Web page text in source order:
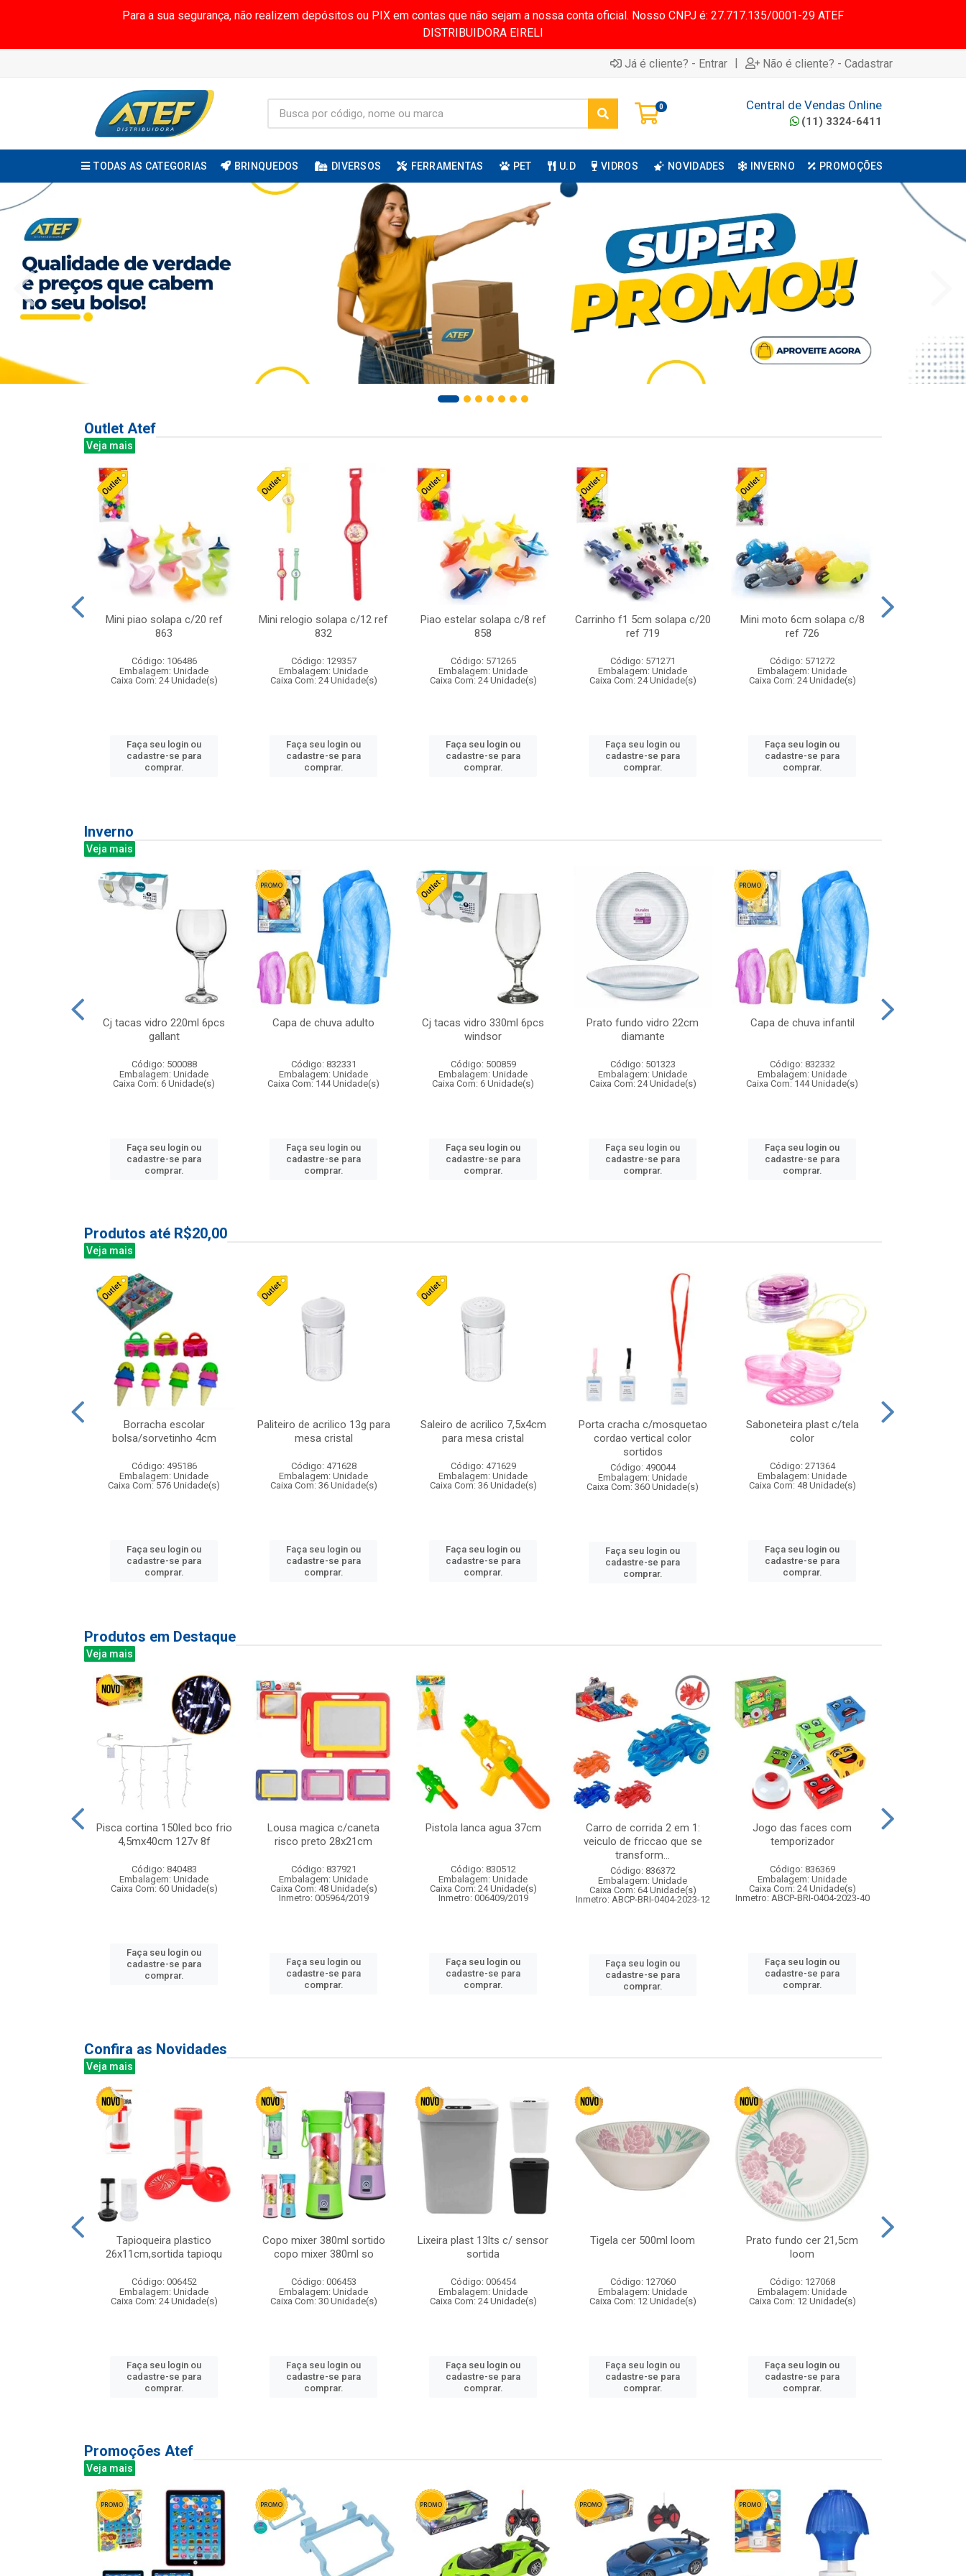
Para a sua segurança, não realizem depósitos ou PIX em contas que não sejam a nossa conta oficial. Nosso CNPJ é: 27.717.135/0001-29 ATEF
DISTRIBUIDORA EIRELI
Já é cliente? - Entrar | Não é cliente? - Cadastrar
0 Central de Vendas Online
(11) 3324-6411
TODAS AS CATEGORIAS BRINQUEDOS DIVERSOS FERRAMENTAS PET U.D VIDROS NOVIDADES INVERNO PROMOÇÕES
Outlet Atef
Veja mais
Mini piao solapa c/20 ref
863
Código: 106486
Embalagem: Unidade
Caixa Com: 24 Unidade(s)
Faça seu login ou
cadastre-se para
comprar.
Mini relogio solapa c/12 ref
832
Código: 129357
Embalagem: Unidade
Caixa Com: 24 Unidade(s)
Faça seu login ou
cadastre-se para
comprar.
Piao estelar solapa c/8 ref
858
Código: 571265
Embalagem: Unidade
Caixa Com: 24 Unidade(s)
Faça seu login ou
cadastre-se para
comprar.
Carrinho f1 5cm solapa c/20
ref 719
Código: 571271
Embalagem: Unidade
Caixa Com: 24 Unidade(s)
Faça seu login ou
cadastre-se para
comprar.
Mini moto 6cm solapa c/8
ref 726
Código: 571272
Embalagem: Unidade
Caixa Com: 24 Unidade(s)
Faça seu login ou
cadastre-se para
comprar.
Inverno
Veja mais
Cj tacas vidro 220ml 6pcs
gallant
Código: 500088
Embalagem: Unidade
Caixa Com: 6 Unidade(s)
Faça seu login ou
cadastre-se para
comprar.
Capa de chuva adulto
Código: 832331
Embalagem: Unidade
Caixa Com: 144 Unidade(s)
Faça seu login ou
cadastre-se para
comprar.
Cj tacas vidro 330ml 6pcs
windsor
Código: 500859
Embalagem: Unidade
Caixa Com: 6 Unidade(s)
Faça seu login ou
cadastre-se para
comprar.
Prato fundo vidro 22cm
diamante
Código: 501323
Embalagem: Unidade
Caixa Com: 24 Unidade(s)
Faça seu login ou
cadastre-se para
comprar.
Capa de chuva infantil
Código: 832332
Embalagem: Unidade
Caixa Com: 144 Unidade(s)
Faça seu login ou
cadastre-se para
comprar.
Produtos até R$20,00
Veja mais
Borracha escolar
bolsa/sorvetinho 4cm
Código: 495186
Embalagem: Unidade
Caixa Com: 576 Unidade(s)
Faça seu login ou
cadastre-se para
comprar.
Paliteiro de acrilico 13g para
mesa cristal
Código: 471628
Embalagem: Unidade
Caixa Com: 36 Unidade(s)
Faça seu login ou
cadastre-se para
comprar.
Saleiro de acrilico 7,5x4cm
para mesa cristal
Código: 471629
Embalagem: Unidade
Caixa Com: 36 Unidade(s)
Faça seu login ou
cadastre-se para
comprar.
Porta cracha c/mosquetao
cordao vertical color
sortidos
Código: 490044
Embalagem: Unidade
Caixa Com: 360 Unidade(s)
Faça seu login ou
cadastre-se para
comprar.
Saboneteira plast c/tela
color
Código: 271364
Embalagem: Unidade
Caixa Com: 48 Unidade(s)
Faça seu login ou
cadastre-se para
comprar.
Produtos em Destaque
Veja mais
Pisca cortina 150led bco frio
4,5mx40cm 127v 8f
Código: 840483
Embalagem: Unidade
Caixa Com: 60 Unidade(s)
Faça seu login ou
cadastre-se para
comprar.
Lousa magica c/caneta
risco preto 28x21cm
Código: 837921
Embalagem: Unidade
Caixa Com: 48 Unidade(s)
Inmetro: 005964/2019
Faça seu login ou
cadastre-se para
comprar.
Pistola lanca agua 37cm
Código: 830512
Embalagem: Unidade
Caixa Com: 24 Unidade(s)
Inmetro: 006409/2019
Faça seu login ou
cadastre-se para
comprar.
Carro de corrida 2 em 1:
veiculo de friccao que se
transform...
Código: 836372
Embalagem: Unidade
Caixa Com: 64 Unidade(s)
Inmetro: ABCP-BRI-0404-2023-12
Faça seu login ou
cadastre-se para
comprar.
Jogo das faces com
temporizador
Código: 836369
Embalagem: Unidade
Caixa Com: 24 Unidade(s)
Inmetro: ABCP-BRI-0404-2023-40
Faça seu login ou
cadastre-se para
comprar.
Confira as Novidades
Veja mais
Tapioqueira plastico
26x11cm,sortida tapioqu
Código: 006452
Embalagem: Unidade
Caixa Com: 24 Unidade(s)
Faça seu login ou
cadastre-se para
comprar.
Copo mixer 380ml sortido
copo mixer 380ml so
Código: 006453
Embalagem: Unidade
Caixa Com: 30 Unidade(s)
Faça seu login ou
cadastre-se para
comprar.
Lixeira plast 13lts c/ sensor
sortida
Código: 006454
Embalagem: Unidade
Caixa Com: 24 Unidade(s)
Faça seu login ou
cadastre-se para
comprar.
Tigela cer 500ml loom
Código: 127060
Embalagem: Unidade
Caixa Com: 12 Unidade(s)
Faça seu login ou
cadastre-se para
comprar.
Prato fundo cer 21,5cm
loom
Código: 127068
Embalagem: Unidade
Caixa Com: 12 Unidade(s)
Faça seu login ou
cadastre-se para
comprar.
Promoções Atef
Veja mais